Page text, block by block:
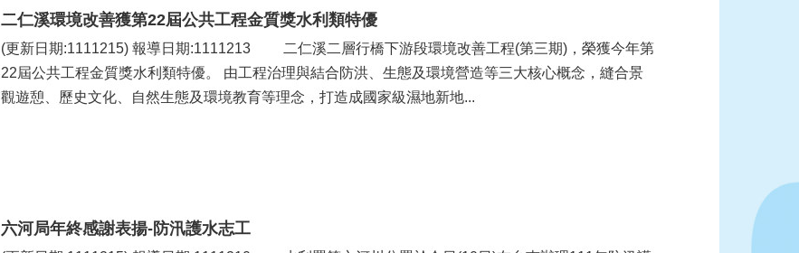
二仁溪環境改善獲第22屆公共工程金質獎水利類特優
(更新日期:1111215) 報導日期:1111213 二仁溪二層行橋下游段環境改善工程(第三期)，榮獲今年第
22屆公共工程金質獎水利類特優。 由工程治理與結合防洪、生態及環境營造等三大核心概念，縫合景
觀遊憩、歷史文化、自然生態及環境教育等理念，打造成國家級濕地新地...
六河局年終感謝表揚-防汛護水志工